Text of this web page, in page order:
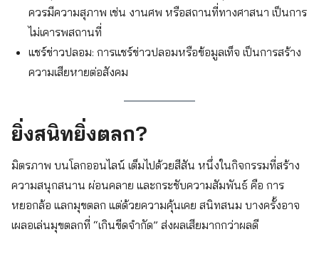
ควรมีความสุภาพ เช่น งานศพ หรือสถานที่ทางศาสนา เป็นการ
ไม่เคารพสถานที่
แชร์ข่าวปลอม: การแชร์ข่าวปลอมหรือข้อมูลเท็จ เป็นการสร้าง
ความเสียหายต่อสังคม
ยิ่งสนิทยิ่งตลก?
มิตรภาพ บนโลกออนไลน์ เต็มไปด้วยสีสัน หนึ่งในกิจกรรมที่สร้าง
ความสนุกสนาน ผ่อนคลาย และกระชับความสัมพันธ์ คือ การ
หยอกล้อ แลกมุขตลก แต่ด้วยความคุ้นเคย สนิทสนม บางครั้งอาจ
เผลอเล่นมุขตลกที่ “เกินขีดจำกัด” ส่งผลเสียมากกว่าผลดี